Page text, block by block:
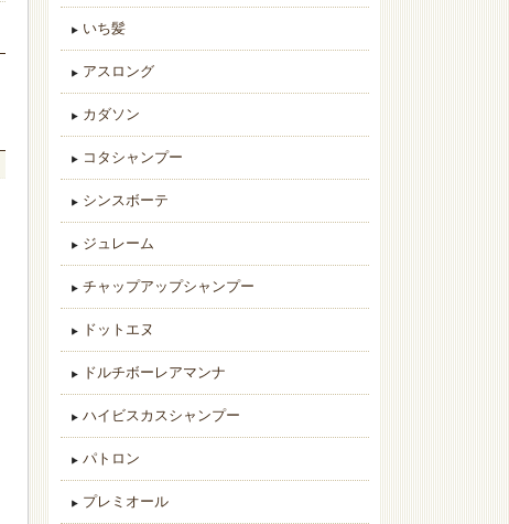
いち髪
アスロング
カダソン
コタシャンプー
シンスボーテ
ジュレーム
チャップアップシャンプー
ドットエヌ
ドルチボーレアマンナ
ハイビスカスシャンプー
パトロン
プレミオール